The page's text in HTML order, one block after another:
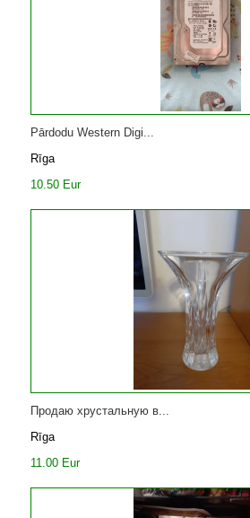
Pārdodu Western Digi...
Rīga
10.50 Eur
Продаю хрустальную в...
Rīga
11.00 Eur